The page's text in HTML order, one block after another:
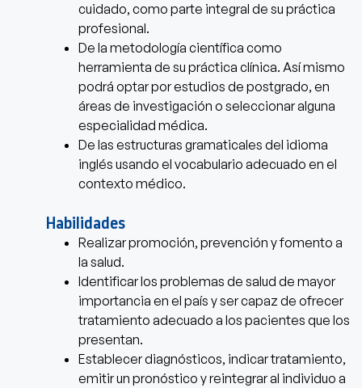
cuidado, como parte integral de su práctica
profesional.
De la metodología científica como
herramienta de su práctica clínica. Así mismo
podrá optar por estudios de postgrado, en
áreas de investigación o seleccionar alguna
especialidad médica.
De las estructuras gramaticales del idioma
inglés usando el vocabulario adecuado en el
contexto médico.
Habilidades
Realizar promoción, prevención y fomento a
la salud.
Identificar los problemas de salud de mayor
importancia en el país y ser capaz de ofrecer
tratamiento adecuado a los pacientes que los
presentan.
Establecer diagnósticos, indicar tratamiento,
emitir un pronóstico y reintegrar al individuo a